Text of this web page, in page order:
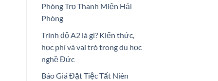
Phòng Trọ Thanh Miện Hải
Phòng
Trình độ A2 là gì? Kiến thức,
học phí và vai trò trong du học
nghề Đức
Báo Giá Đặt Tiệc Tất Niên